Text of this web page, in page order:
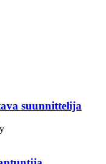
suunnittelija